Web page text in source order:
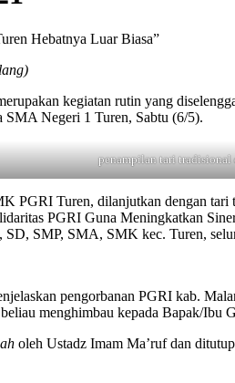
Hebatnya Luar Biasa”
kegiatan rutin yang
Negeri 1 Turen, Sabtu (6/5).
penampilan tari tradisional
PGRI Turen, dilanjutkan dengan tari
PGRI Guna Meningkatkan
SMP, SMA, SMK kec. Turen,
pengorbanan PGRI kab.
menghimbau kepada Bapak/Ibu
oleh Ustadz Imam Ma’ruf dan